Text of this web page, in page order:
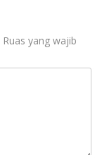
Ruas yang wajib